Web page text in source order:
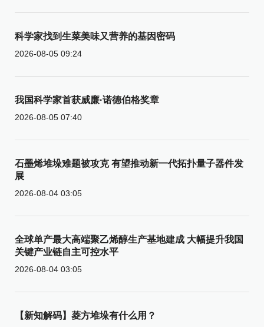
科学家找到生菜美味又营养的基因密码
2026-08-05 09:24
我国科学家首获威廉·诺德伯格奖章
2026-08-05 07:40
石墨烯堆垛难题被攻克 有望推动新一代拓扑量子器件发
展
2026-08-04 03:05
全球单产最大高端聚乙烯醇生产基地建成 大幅提升我国
关键产业链自主可控水平
2026-08-04 03:05
【新知解码】菱方堆垛有什么用？